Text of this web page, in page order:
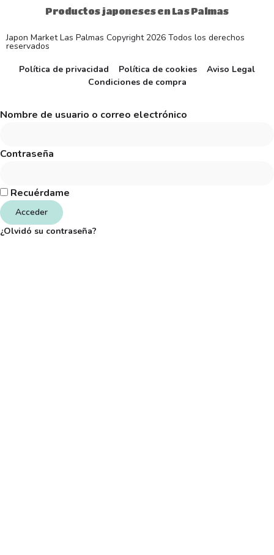
Productos japoneses en Las Palmas
Japon Market Las Palmas Copyright 2026 Todos los derechos
reservados
Política de privacidad
Política de cookies
Aviso Legal
Condiciones de compra
Nombre de usuario o correo electrónico
Contraseña
Recuérdame
Acceder
¿Olvidó su contraseña?